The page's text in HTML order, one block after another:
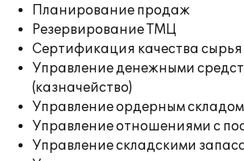
Планирование продаж
Резервирование ТМЦ
Сертификация качества
Управление денежными
(казначейство)
Управление ордерным складом
Управление отношениями с
Управление складскими